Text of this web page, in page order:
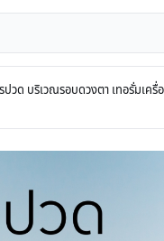
วด บริเวณรอบดวงตา เทอรั่มเค